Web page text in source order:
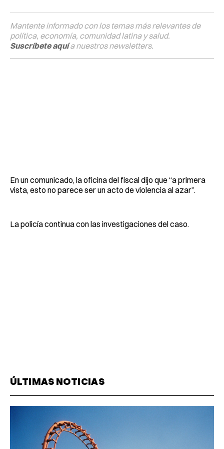
Mantente informado con los temas más relevantes de
política, economía, comunidad latina y salud.
Suscríbete aquía nuestros newsletters.
En un comunicado, la oficina del fiscal dijo que “a primera
vista, esto no parece ser un acto de violencia al azar”.
La policía continua con las investigaciones del caso.
ÚLTIMAS NOTICIAS